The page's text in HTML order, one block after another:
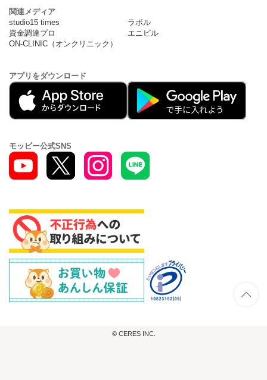
関連メディア
studio15 times
ラボル
資金調達プロ
エニピル
ON-CLINIC（オンクリニック）
アプリをダウンロード
モッピー公式SNS
© CERES INC.